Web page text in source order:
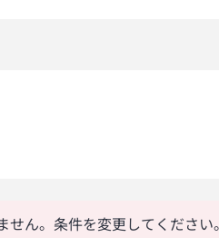
せん。条件を変更してください